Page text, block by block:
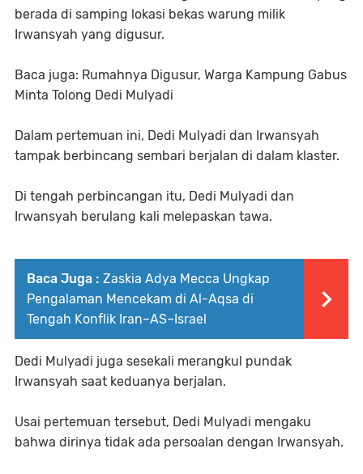
berada di samping lokasi bekas warung milik
Irwansyah yang digusur.
Baca juga: Rumahnya Digusur, Warga Kampung Gabus
Minta Tolong Dedi Mulyadi
Dalam pertemuan ini, Dedi Mulyadi dan Irwansyah
tampak berbincang sembari berjalan di dalam klaster.
Di tengah perbincangan itu, Dedi Mulyadi dan
Irwansyah berulang kali melepaskan tawa.
Baca Juga : Zaskia Adya Mecca Ungkap
Pengalaman Mencekam di Al-Aqsa di
Tengah Konflik Iran–AS–Israel
Dedi Mulyadi juga sesekali merangkul pundak
Irwansyah saat keduanya berjalan.
Usai pertemuan tersebut, Dedi Mulyadi mengaku
bahwa dirinya tidak ada persoalan dengan Irwansyah.